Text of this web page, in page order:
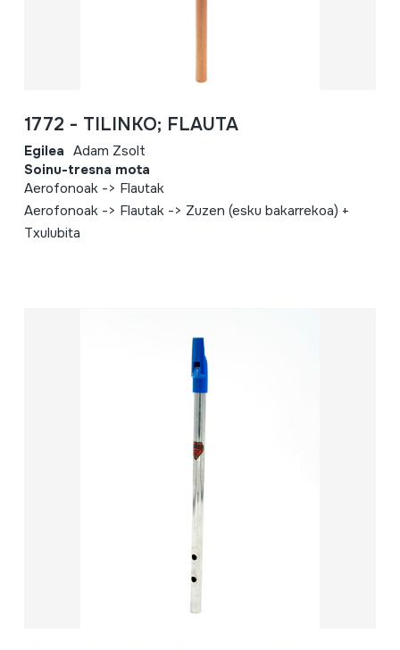
1772 - TILINKO; FLAUTA
Egilea Adam Zsolt
Soinu-tresna mota
Aerofonoak -> Flautak
Aerofonoak -> Flautak -> Zuzen (esku bakarrekoa) +
Txulubita